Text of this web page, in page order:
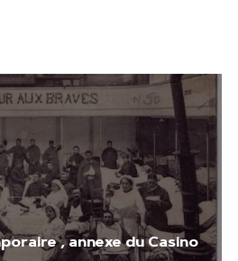
, annexe du Casino